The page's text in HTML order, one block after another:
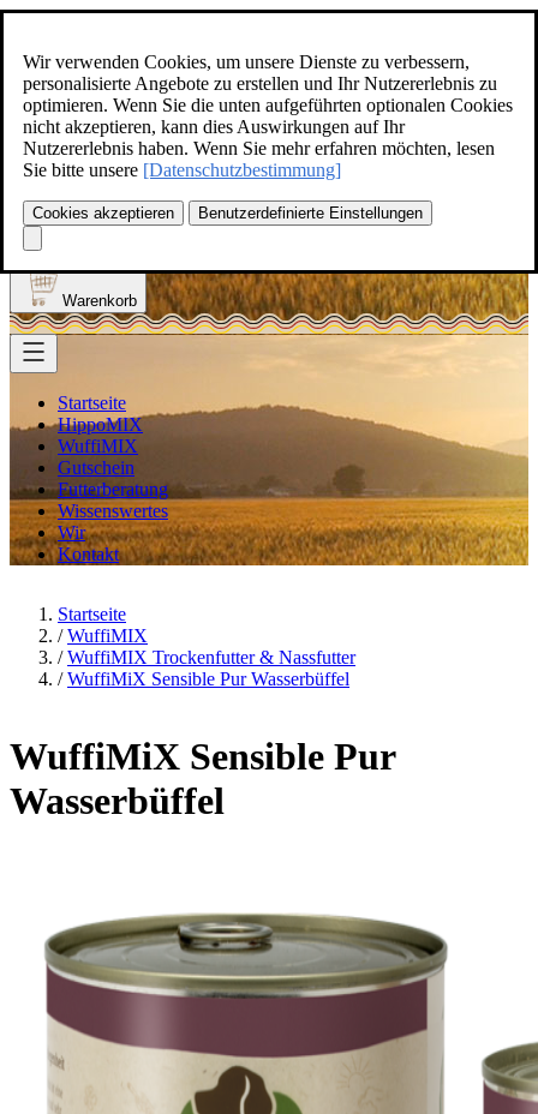
Wir verwenden Cookies, um unsere Dienste zu verbessern,
personalisierte Angebote zu erstellen und Ihr Nutzererlebnis zu
optimieren. Wenn Sie die unten aufgeführten optionalen Cookies
nicht akzeptieren, kann dies Auswirkungen auf Ihr
Nutzererlebnis haben. Wenn Sie mehr erfahren möchten, lesen
Sie bitte unsere [Datenschutzbestimmung]
Cookies akzeptieren Benutzerdefinierte Einstellungen
Zum Inhalt springen
+49(0)5129-308
Produkt finden
0
Warenkorb
Startseite
HippoMIX
WuffiMIX
Gutschein
Futterberatung
Wissenswertes
Wir
Kontakt
Startseite
/ WuffiMIX
/ WuffiMIX Trockenfutter & Nassfutter
/ WuffiMiX Sensible Pur Wasserbüffel
WuffiMiX Sensible Pur
Wasserbüffel